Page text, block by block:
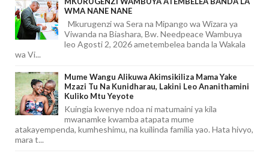
WMA NANE NANE
Mkurugenzi wa Sera na Mipango wa Wizara ya
Viwanda na Biashara, Bw. Needpeace Wambuya
leo Agosti 2, 2026 ametembelea banda la Wakala
wa Vi...
Mume Wangu Alikuwa Akimsikiliza Mama Yake
Mzazi Tu Na Kunidharau, Lakini Leo Ananithamini
Kuliko Mtu Yeyote
Kuingia kwenye ndoa ni matumaini ya kila
mwanamke kwamba atapata mume
atakayempenda, kumheshimu, na kuilinda familia yao. Hata hivyo,
mara t...